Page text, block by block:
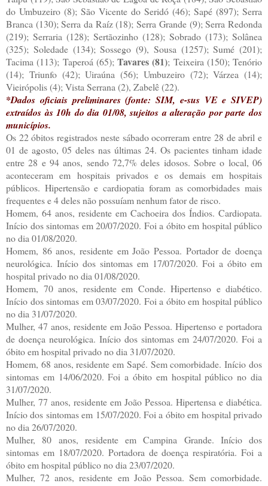
do Umbuzeiro (8); São Vicente do Seridó (46); Sapé (897); Serra
Branca (130); Serra da Raíz (18); Serra Grande (9); Serra Redonda
(219); Serraria (128); Sertãozinho (128); Sobrado (173); Solânea
(325); Soledade (134); Sossego (9), Sousa (1257); Sumé (201);
Tacima (113); Taperoá (65); Tavares (81); Teixeira (150); Tenório
(14); Triunfo (42); Uiraúna (56); Umbuzeiro (72); Várzea (14);
Vieirópolis (4); Vista Serrana (2), Zabelê (22).
*Dados oficiais preliminares (fonte: SIM, e-sus VE e SIVEP)
extraídos às 10h do dia 01/08, sujeitos a alteração por parte dos
municípios.
Os 22 óbitos registrados neste sábado ocorreram entre 28 de abril e
01 de agosto, 05 deles nas últimas 24. Os pacientes tinham idade
entre 28 e 94 anos, sendo 72,7% deles idosos. Sobre o local, 06
aconteceram em hospitais privados e os demais em hospitais
públicos. Hipertensão e cardiopatia foram as comorbidades mais
frequentes e 4 deles não possuíam nenhum fator de risco.
Homem, 64 anos, residente em Cachoeira dos Índios. Cardiopata.
Início dos sintomas em 20/07/2020. Foi a óbito em hospital público
no dia 01/08/2020.
Homem, 86 anos, residente em João Pessoa. Portador de doença
neurológica. Início dos sintomas em 17/07/2020. Foi a óbito em
hospital privado no dia 01/08/2020.
Homem, 70 anos, residente em Conde. Hipertenso e diabético.
Início dos sintomas em 03/07/2020. Foi a óbito em hospital público
no dia 31/07/2020.
Mulher, 47 anos, residente em João Pessoa. Hipertenso e portadora
de doença neurológica. Início dos sintomas em 24/07/2020. Foi a
óbito em hospital privado no dia 31/07/2020.
Homem, 68 anos, residente em Sapé. Sem comorbidade. Início dos
sintomas em 14/06/2020. Foi a óbito em hospital público no dia
31/07/2020.
Mulher, 77 anos, residente em João Pessoa. Hipertensa e diabética.
Início dos sintomas em 15/07/2020. Foi a óbito em hospital privado
no dia 26/07/2020.
Mulher, 80 anos, residente em Campina Grande. Início dos
sintomas em 18/07/2020. Portadora de doença respiratória. Foi a
óbito em hospital público no dia 23/07/2020.
Mulher, 72 anos, residente em João Pessoa. Sem comorbidade.